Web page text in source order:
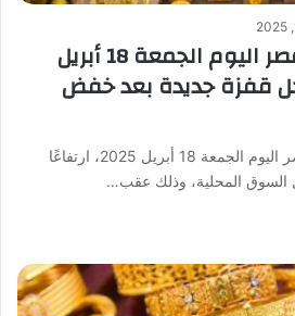
أسعار الذهب في مصر اليوم الجمعة 18 أبريل
عيار 21 يسجل قفزة جديدة بعد خفض
شهدت أسعار الذهب في مصر اليوم الجمعة 18 أبريل 2025، ارتفاعًا
السوق المحلية، وذلك عقب…